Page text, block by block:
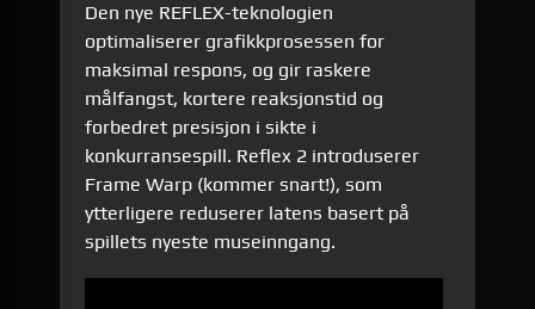
Den nye REFLEX-teknologien
optimaliserer grafikkprosessen for
maksimal respons, og gir raskere
målfangst, kortere reaksjonstid og
forbedret presisjon i sikte i
konkurransespill. Reflex 2 introduserer
Frame Warp (kommer snart!), som
ytterligere reduserer latens basert på
spillets nyeste museinngang.